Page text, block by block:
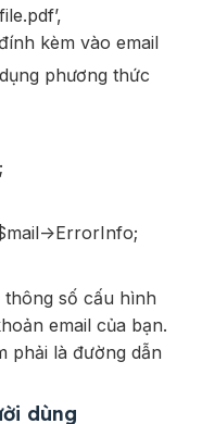
kèm vào email
phương thức
>ErrorInfo;
số cấu hình
email của bạn.
phải là đường dẫn
dùng